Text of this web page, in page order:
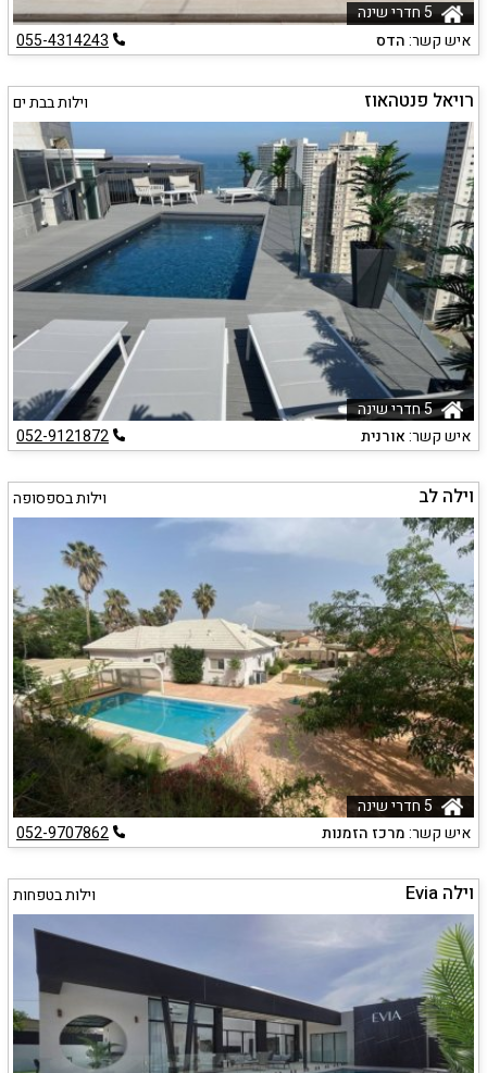
5 חדרי שינה
איש קשר:הדס 055-4314243
רויאל פנטהאוז וילות בבת ים
5 חדרי שינה
איש קשר:אורנית 052-9121872
וילה לב וילות בספסופה
איש קשר:מרכז הזמנות 052-9707862
וילה Evia וילות בטפחות